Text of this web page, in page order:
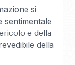
si
sentimentale
e della
della